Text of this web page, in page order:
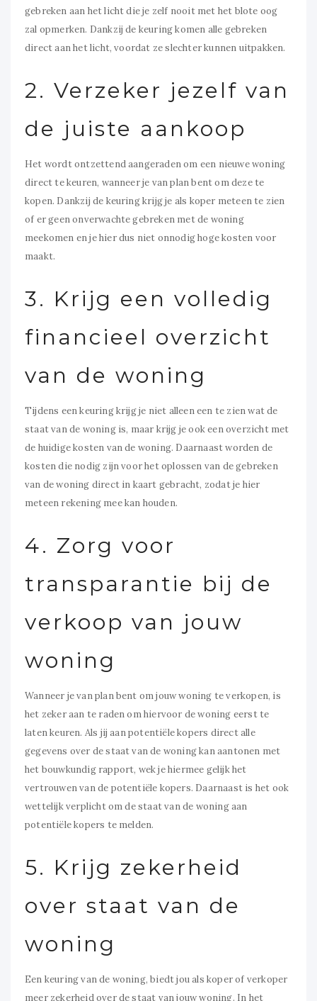
gebreken aan het licht die je zelf nooit met het blote oog
zal opmerken. Dankzij de keuring komen alle gebreken
direct aan het licht, voordat ze slechter kunnen uitpakken.
2. Verzeker jezelf van
de juiste aankoop
Het wordt ontzettend aangeraden om een nieuwe woning
direct te keuren, wanneer je van plan bent om deze te
kopen. Dankzij de keuring krijg je als koper meteen te zien
of er geen onverwachte gebreken met de woning
meekomen en je hier dus niet onnodig hoge kosten voor
maakt.
3. Krijg een volledig
financieel overzicht
van de woning
Tijdens een keuring krijg je niet alleen een te zien wat de
staat van de woning is, maar krijg je ook een overzicht met
de huidige kosten van de woning. Daarnaast worden de
kosten die nodig zijn voor het oplossen van de gebreken
van de woning direct in kaart gebracht, zodat je hier
meteen rekening mee kan houden.
4. Zorg voor
transparantie bij de
verkoop van jouw
woning
Wanneer je van plan bent om jouw woning te verkopen, is
het zeker aan te raden om hiervoor de woning eerst te
laten keuren. Als jij aan potentiële kopers direct alle
gegevens over de staat van de woning kan aantonen met
het bouwkundig rapport, wek je hiermee gelijk het
vertrouwen van de potentiële kopers. Daarnaast is het ook
wettelijk verplicht om de staat van de woning aan
potentiële kopers te melden.
5. Krijg zekerheid
over staat van de
woning
Een keuring van de woning, biedt jou als koper of verkoper
meer zekerheid over de staat van jouw woning. In het